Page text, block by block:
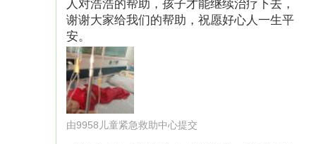
人对浩浩的帮助，孩子才能继续治疗下去，
谢谢大家给我们的帮助，祝愿好心人一生平
安。
由9958儿童紧急救助中心提交